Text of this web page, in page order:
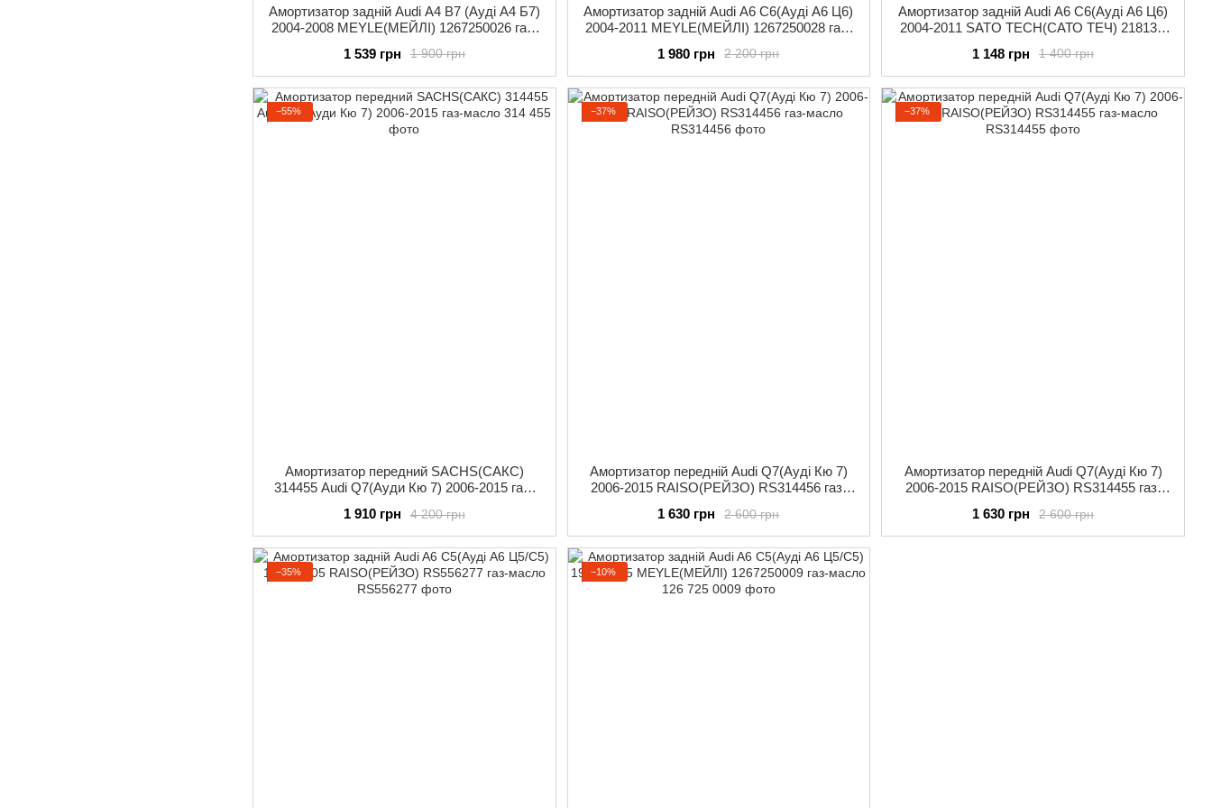
Амортизатор задній Audi A4 B7 (Ауді А4 Б7)
2004-2008 MEYLE(МЕЙЛІ) 1267250026 газ-
1 900 грн
1 539 грн
Амортизатор задній Audi A6 C6(Ауді А6 Ц6)
2004-2011 MEYLE(МЕЙЛІ) 1267250028 газ-
2 200 грн
1 980 грн
Амортизатор задній Audi A6 C6(Ауді А6 Ц6)
2004-2011 SATO TECH(САТО ТЕЧ) 21813R
1 400 грн
1 148 грн
−55%
Амортизатор передний SACHS(САКС)
314455 Audi Q7(Ауди Кю 7) 2006-2015 газ-
4 200 грн
1 910 грн
−37%
Амортизатор передній Audi Q7(Ауді Кю 7)
2006-2015 RAISO(РЕЙЗО) RS314456 газ-
2 600 грн
1 630 грн
−37%
Амортизатор передній Audi Q7(Ауді Кю 7)
2006-2015 RAISO(РЕЙЗО) RS314455 газ-
2 600 грн
1 630 грн
−35% −10%